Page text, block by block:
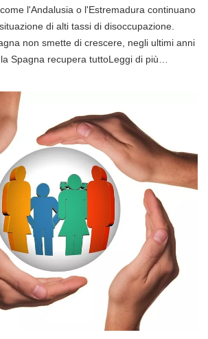
l'Andalusia o l'Estremadura continuano
di alti tassi di disoccupazione.
non smette di crescere, negli ultimi anni
Spagna recupera tuttoLeggi di più…